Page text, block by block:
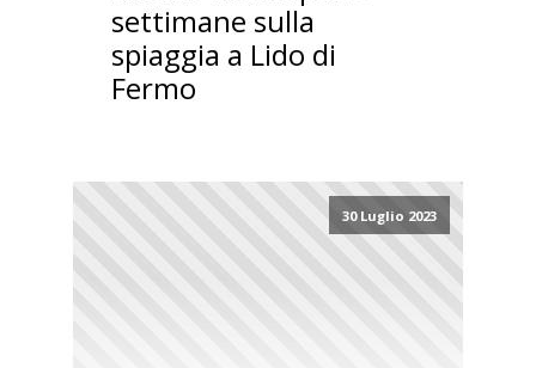
settimane sulla
spiaggia a Lido di
Fermo
30 Luglio 2023